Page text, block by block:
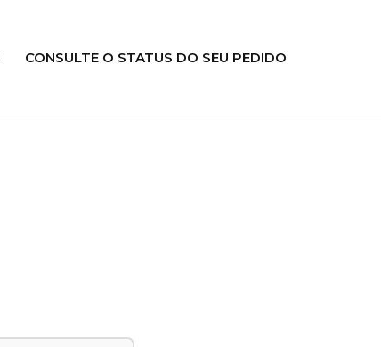
CONSULTE O STATUS DO SEU PEDIDO